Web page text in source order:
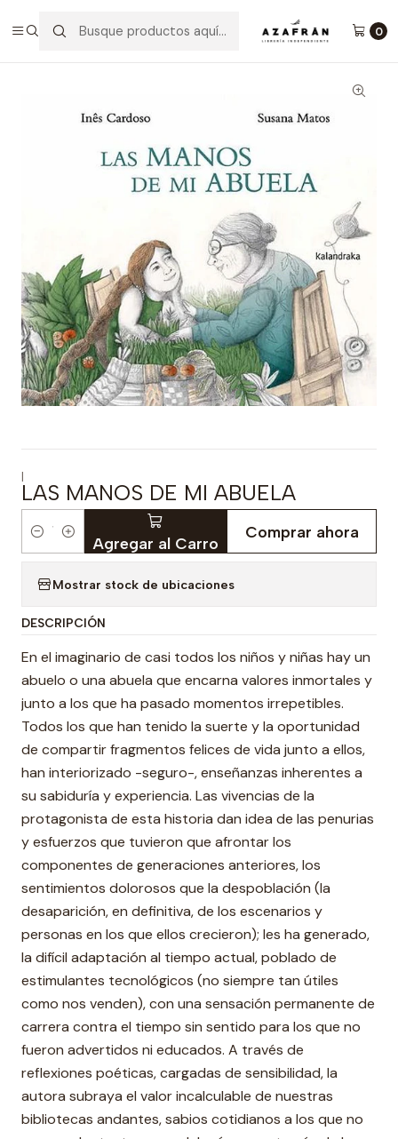
0
Las Manos De Mi Abuela
|
LAS MANOS DE MI ABUELA
Cantidad Agregar al Carro
Comprar ahora
Mostrar stock de ubicaciones
DESCRIPCIÓN
En el imaginario de casi todos los niños y niñas hay un
abuelo o una abuela que encarna valores inmortales y
junto a los que ha pasado momentos irrepetibles.
Todos los que han tenido la suerte y la oportunidad
de compartir fragmentos felices de vida junto a ellos,
han interiorizado -seguro-, enseñanzas inherentes a
su sabiduría y experiencia. Las vivencias de la
protagonista de esta historia dan idea de las penurias
y esfuerzos que tuvieron que afrontar los
componentes de generaciones anteriores, los
sentimientos dolorosos que la despoblación (la
desaparición, en definitiva, de los escenarios y
personas en los que ellos crecieron); les ha generado,
la difícil adaptación al tiempo actual, poblado de
estimulantes tecnológicos (no siempre tan útiles
como nos venden), con una sensación permanente de
carrera contra el tiempo sin sentido para los que no
fueron advertidos ni educados. A través de
reflexiones poéticas, cargadas de sensibilidad, la
autora subraya el valor incalculable de nuestras
bibliotecas andantes, sabios cotidianos a los que no